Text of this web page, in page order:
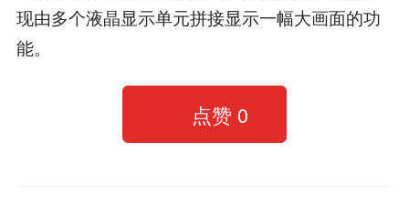
现由多个液晶显示单元拼接显示一幅大画面的功
能。
点赞 0